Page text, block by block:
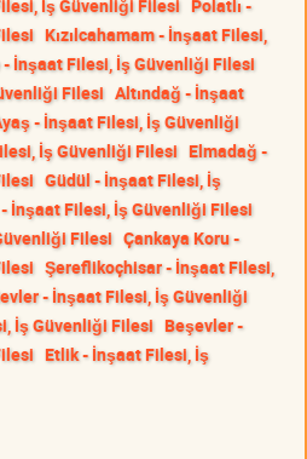
İş Güvenliği Filesi Polatlı -
Kızılcahamam - İnşaat Filesi,
- İnşaat Filesi, İş Güvenliği Filesi
Filesi Altındağ - İnşaat
- İnşaat Filesi, İş Güvenliği
İş Güvenliği Filesi Elmadağ -
Güdül - İnşaat Filesi, İş
İnşaat Filesi, İş Güvenliği Filesi
Filesi Çankaya Koru -
Şereflikoçhisar - İnşaat Filesi,
- İnşaat Filesi, İş Güvenliği
İş Güvenliği Filesi Beşevler -
Etlik - İnşaat Filesi, İş